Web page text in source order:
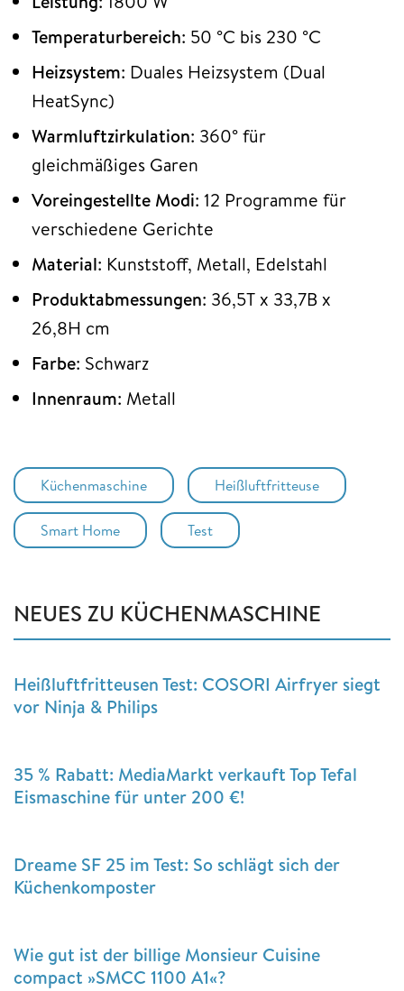
Temperaturbereich: 50 °C bis 230 °C
Heizsystem: Duales Heizsystem (Dual
HeatSync)
Warmluftzirkulation: 360° für
gleichmäßiges Garen
Voreingestellte Modi: 12 Programme für
verschiedene Gerichte
Material: Kunststoff, Metall, Edelstahl
Produktabmessungen: 36,5T x 33,7B x
26,8H cm
Farbe: Schwarz
Innenraum: Metall
Küchenmaschine Heißluftfritteuse
Smart Home Test
NEUES ZU KÜCHENMASCHINE
Heißluftfritteusen Test: COSORI Airfryer siegt
vor Ninja & Philips
35 % Rabatt: MediaMarkt verkauft Top Tefal
Eismaschine für unter 200 €!
Dreame SF 25 im Test: So schlägt sich der
Küchenkomposter
Wie gut ist der billige Monsieur Cuisine
compact »SMCC 1100 A1«?